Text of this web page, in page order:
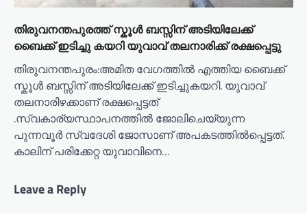
തിരുവനന്തപുരത്ത് സ്കൂൾ ബസ്സിന് അടിയിലേക്ക്
ബൈക്ക് ഇടിച്ചു കയറി യുവാവ് തലനാരിക്ക് രക്ഷപ്പെട്ടു
തിരുവനന്തപുരം:അമിത വേഗത്തിൽ എത്തിയ ബൈക്ക്
സ്കൂൾ ബസ്സിന് അടിയിലേക്ക് ഇടിച്ചുകയറി. യുവാവ്
തലനാരിഴക്കാണ് രക്ഷപ്പെട്ടത്
.സ്വകാര്യസ്ഥാപനത്തിൽ ജോലിചെയ്യുന്ന
പുന്നവൂർ സ്വദേശി ജോസാണ് അപകടത്തിൽപ്പെട്ടത്.
കാലിന് പരിക്കേറ്റ യുവാവിനെ…
Leave a Reply